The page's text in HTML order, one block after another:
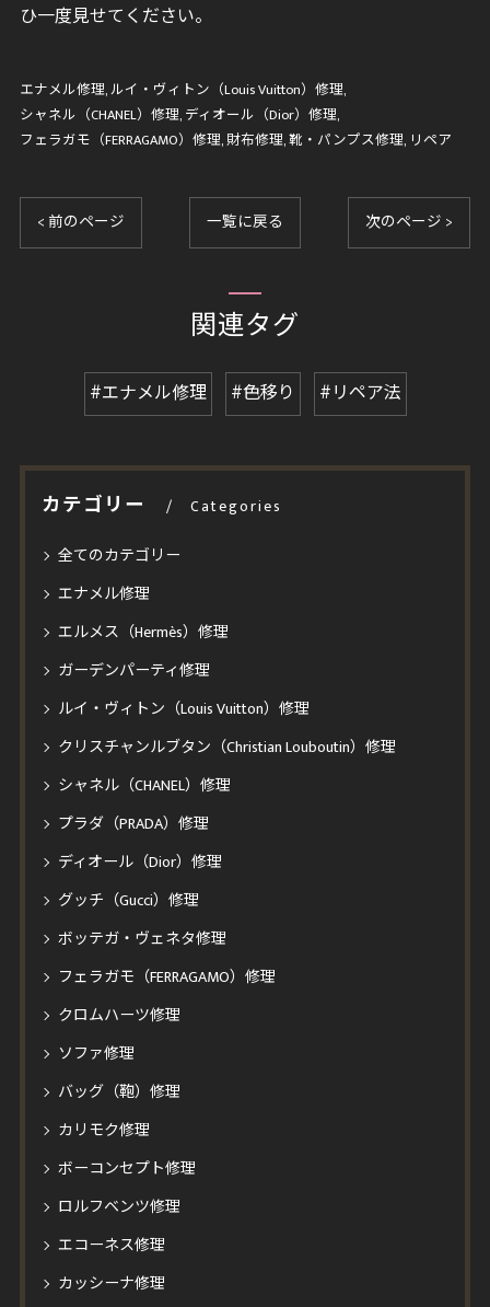
ひ一度見せてください。
エナメル修理 ルイ・ヴィトン（Louis Vuitton）修理
シャネル（CHANEL）修理 ディオール（Dior）修理
フェラガモ（FERRAGAMO）修理 財布修理 靴・パンプス修理 リペア
< 前のページ 一覧に戻る 次のページ >
関連タグ
#エナメル修理 #色移り #リペア法
カテゴリー Categories
全てのカテゴリー
エナメル修理
エルメス（Hermès）修理
ガーデンパーティ修理
ルイ・ヴィトン（Louis Vuitton）修理
クリスチャンルブタン（Christian Louboutin）修理
シャネル（CHANEL）修理
プラダ（PRADA）修理
ディオール（Dior）修理
グッチ（Gucci）修理
ボッテガ・ヴェネタ修理
フェラガモ（FERRAGAMO）修理
クロムハーツ修理
ソファ修理
バッグ（鞄）修理
カリモク修理
ボーコンセプト修理
ロルフベンツ修理
エコーネス修理
カッシーナ修理